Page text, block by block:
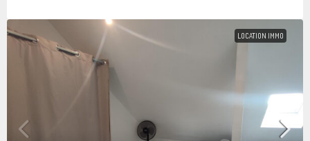
LOCATION IMMO